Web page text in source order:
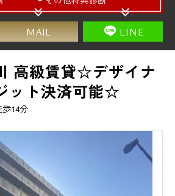
MAIL LINE
高級賃貸☆デザイナ
ット決済可能☆
14分